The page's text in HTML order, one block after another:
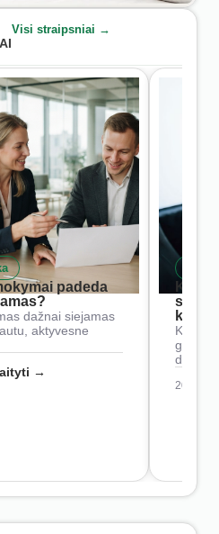
Visi straipsniai →
padeda
dažnai siejamas
aktyvesne
→
Kaip
2026-